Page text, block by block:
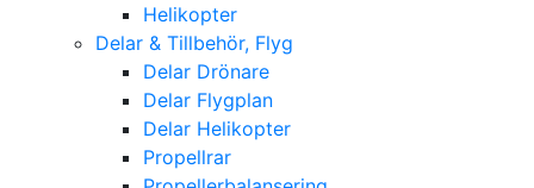
Helikopter
Delar & Tillbehör, Flyg
Delar Drönare
Delar Flygplan
Delar Helikopter
Propellrar